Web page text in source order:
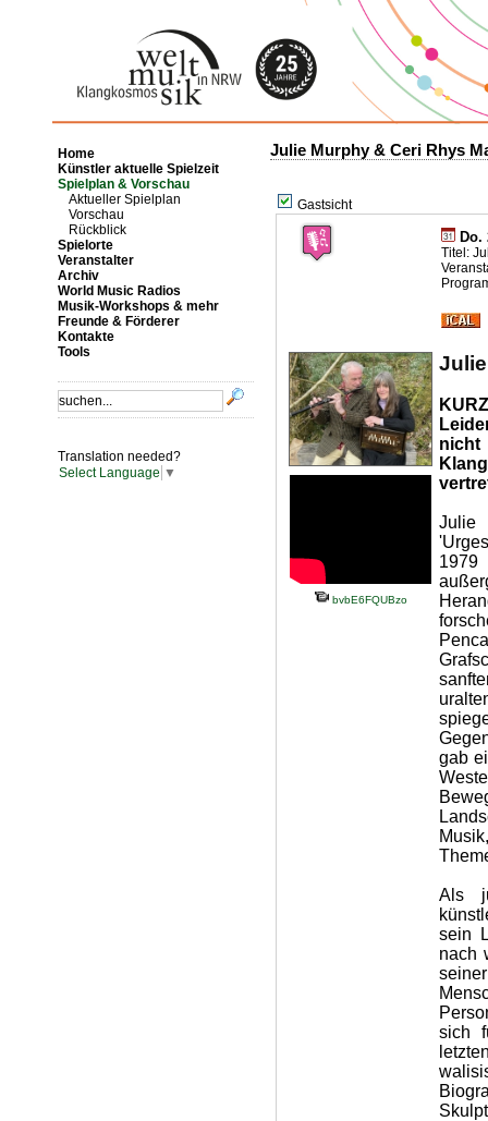
Home
Künstler aktuelle Spielzeit
Spielplan & Vorschau
Aktueller Spielplan
Vorschau
Rückblick
Spielorte
Veranstalter
Archiv
World Music Radios
Musik-Workshops & mehr
Freunde & Förderer
Kontakte
Tools
Translation needed?
Select Language ▼
Julie Murphy & Ceri Rhys
Gastsicht
Do.
Titel:
bvbE6FQUBzo
Julie
1979
gab
Als
sein
nach
sich